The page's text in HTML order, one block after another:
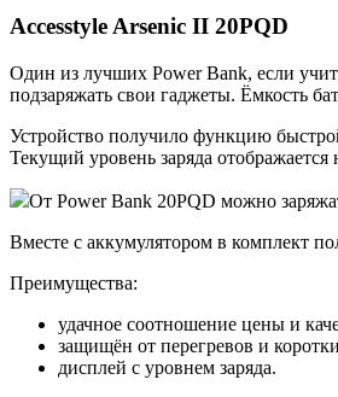
Accesstyle Arsenic II 20PQD
Один из лучших Power Bank, если
подзаряжать свои гаджеты. Ёмкость
Устройство получило функцию
Текущий уровень заряда отображается
От Power Bank 20PQD можно
Вместе с аккумулятором в комплект
Преимущества:
удачное соотношение цены и
защищён от перегревов и
дисплей с уровнем заряда.